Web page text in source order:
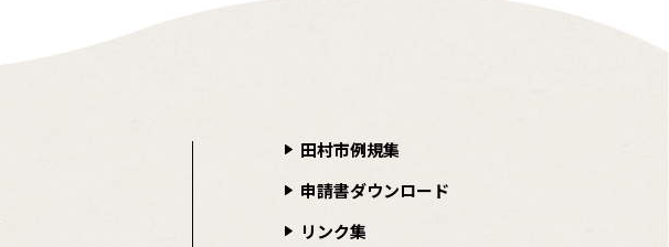
田村市例規集
申請書ダウンロード
リンク集